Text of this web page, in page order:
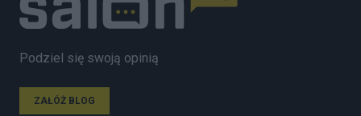
Podziel się swoją opinią
ZAŁÓŻ BLOG